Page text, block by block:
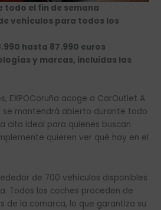
todo el fin de semana
vehículos para todos los
hasta 87.990 euros
y marcas, incluidas las
EXPOCoruña acoge a CarOutlet A
se mantendrá abierto durante todo
cita ideal para quienes buscan
quieren ver qué hay en el
de 700 vehículos disponibles
Todos los coches proceden de
de la comarca, lo que garantiza su